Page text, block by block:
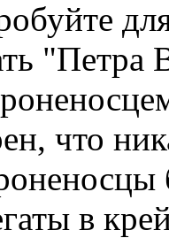
"Петра
что
в